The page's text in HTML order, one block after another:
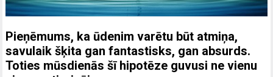
Pieņēmums, ka ūdenim varētu būt atmiņa,
savulaik šķita gan fantastisks, gan absurds.
Toties mūsdienās šī hipotēze guvusi ne vienu